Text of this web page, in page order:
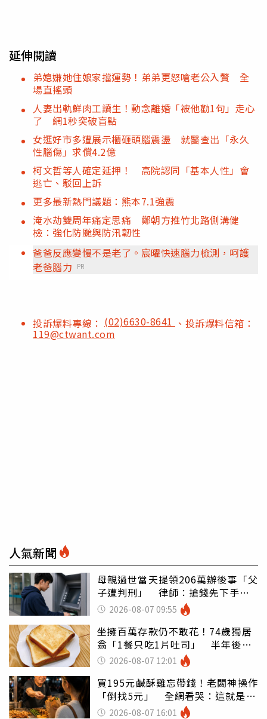
延伸閱讀
弟媳嫌她住娘家擋運勢！弟弟更怒嗆老公入贅 全
場直搖頭
人妻出軌鮮肉工讀生！動念離婚「被他勸1句」走心
了 網1秒突破盲點
女逛好市多遭展示櫃砸頭腦震盪 就醫查出「永久
性腦傷」求償4.2億
柯文哲等人確定延押！ 高院認同「基本人性」會
逃亡、駁回上訴
更多最新熱門議題：熊本7.1強震
淹水劫雙周年痛定思痛 鄭朝方推竹北路側溝健
檢：強化防颱與防汛韌性
爸爸反應變慢不是老了。宸曜快速腦力檢測，呵護
老爸腦力
PR
投訴爆料專線： (02)6630-8641 、投訴爆料信箱：
119@ctwant.com
人氣新聞
母親過世當天提領206萬辦後事「父
子遭判刑」 律師：搶錢先下手是
罪 2026-08-07 09:55
坐擁百萬存款仍不敢花！74歲獨居
翁「1餐只吃1片吐司」 半年後暴
瘦嚇壞女兒
2026-08-07 12:01
買195元鹹酥雞忘帶錢！老闆神操作
「倒找5元」 全網看哭：這就是台
灣 2026-08-07 16:01